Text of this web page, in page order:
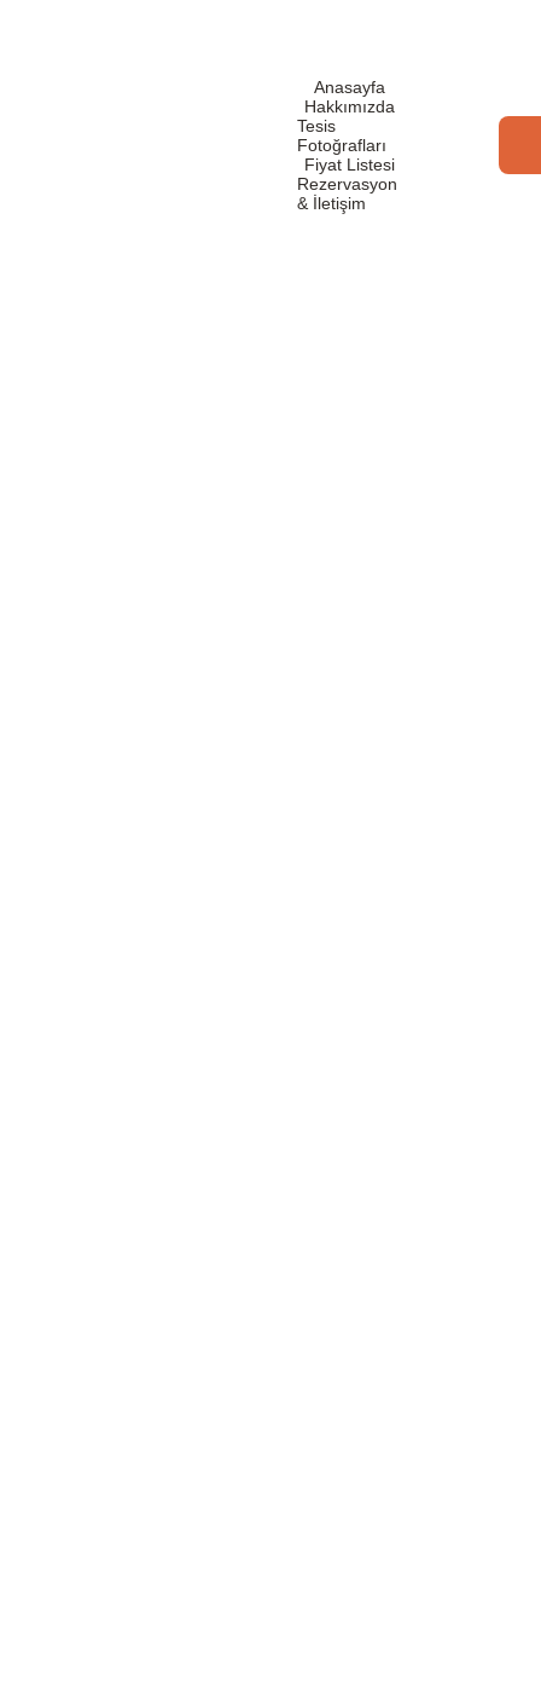
Anasayfa
Hakkımızda
Tesis
Fotoğrafları
Fiyat Listesi
Rezervasyon
& İletişim